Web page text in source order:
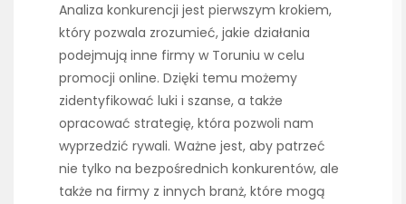
Analiza konkurencji jest pierwszym krokiem,
który pozwala zrozumieć, jakie działania
podejmują inne firmy w Toruniu w celu
promocji online. Dzięki temu możemy
zidentyfikować luki i szanse, a także
opracować strategię, która pozwoli nam
wyprzedzić rywali. Ważne jest, aby patrzeć
nie tylko na bezpośrednich konkurentów, ale
także na firmy z innych branż, które mogą